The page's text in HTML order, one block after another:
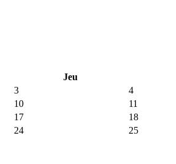
Jeu
3 4
10 11
17 18
24 25